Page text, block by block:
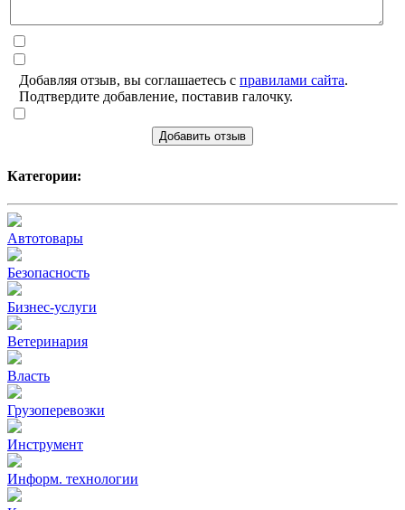
Добавляя отзыв, вы соглашаетесь с правилами сайта.
Подтвердите добавление, поставив галочку.
Добавить отзыв
Категории:
Автотовары
Безопасность
Бизнес-услуги
Ветеринария
Власть
Грузоперевозки
Инструмент
Информ. технологии